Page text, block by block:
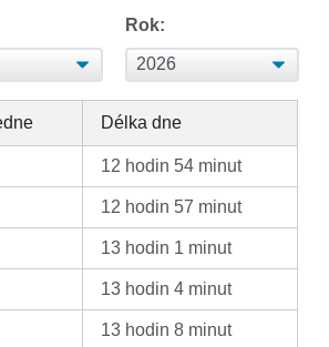
Rok:
Délka dne
12 hodin 54 minut
12 hodin 57 minut
13 hodin 1 minut
13 hodin 4 minut
13 hodin 8 minut